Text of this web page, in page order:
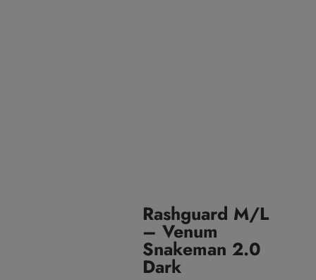
Rashguard M/L
– Venum
Snakeman 2.0
Dark